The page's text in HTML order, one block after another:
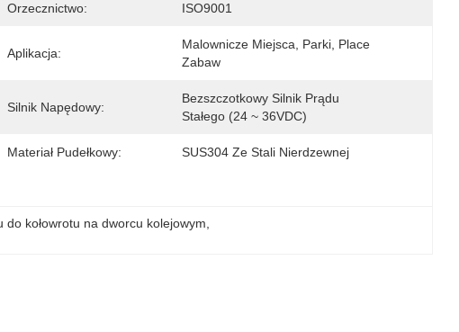
Orzecznictwo: ISO9001
Aplikacja:
Malownicze Miejsca, Parki, Place
Zabaw
Silnik Napędowy:
Bezszczotkowy Silnik Prądu
Stałego (24 ~ 36VDC)
Materiał Pudełkowy: SUS304 Ze Stali Nierdzewnej
do kołowrotu na dworcu kolejowym